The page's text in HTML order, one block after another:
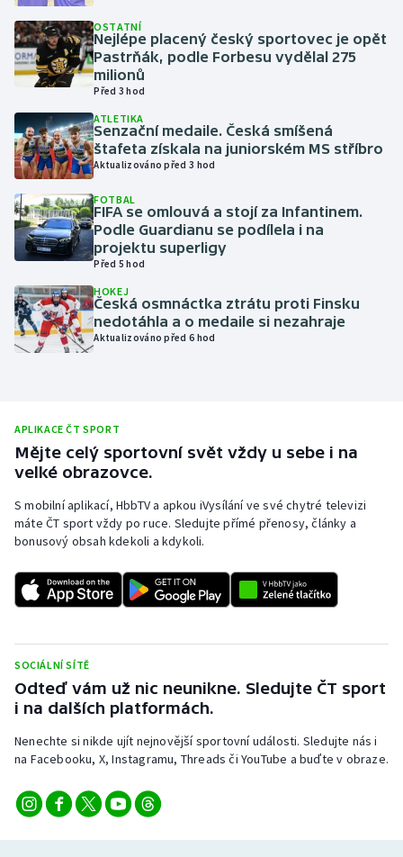
Krasobruslení
Lezení
Lyže a snowboard
Moderní pětiboj
Motorsport
Olympijské hry
Parasport
Plavání
Ragby
Rychlobruslení
Rychlostní kanoistika
Sportovní střelba
Stolní tenis
Triatlon
Veslování
Volejbal
OSTATNÍ
Nejlépe placený český sportovec je opět
Pastrňák, podle Forbesu vydělal 275
milionů
Před 3 hod
ATLETIKA
Senzační medaile. Česká smíšená
štafeta získala na juniorském MS stříbro
Aktualizováno před 3 hod
FOTBAL
FIFA se omlouvá a stojí za Infantinem.
Podle Guardianu se podílela i na
projektu superligy
Před 5 hod
HOKEJ
Česká osmnáctka ztrátu proti Finsku
nedotáhla a o medaile si nezahraje
Aktualizováno před 6 hod
APLIKACE ČT SPORT
Mějte celý sportovní svět vždy u sebe i na
velké obrazovce.
S mobilní aplikací, HbbTV a apkou iVysílání ve své chytré televizi
máte ČT sport vždy po ruce. Sledujte přímé přenosy, články a
bonusový obsah kdekoli a kdykoli.
SOCIÁLNÍ SÍTĚ
Odteď vám už nic neunikne. Sledujte ČT sport
i na dalších platformách.
Nenechte si nikde ujít nejnovější sportovní události. Sledujte nás i
na Facebooku, X, Instagramu, Threads či YouTube a buďte v obraze.